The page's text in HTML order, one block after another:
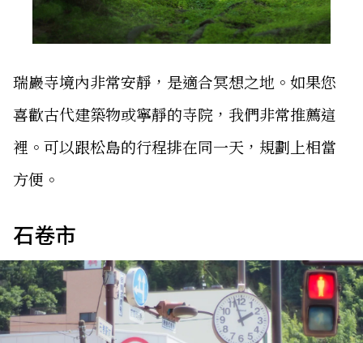
瑞巖寺境內非常安靜，是適合冥想之地。如果您
喜歡古代建築物或寧靜的寺院，我們非常推薦這
裡。可以跟松島的行程排在同一天，規劃上相當
方便。
石卷市